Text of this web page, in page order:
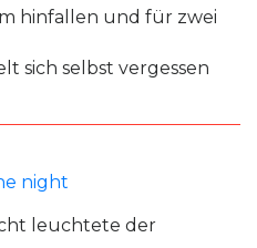
hinfallen und für zwei
sich selbst vergessen
leuchtete der